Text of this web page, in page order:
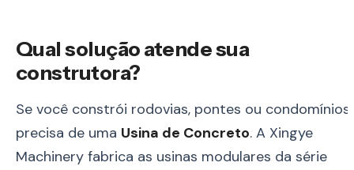
Qual solução atende sua
construtora?
Se você constrói rodovias, pontes ou condomínios,
precisa de uma Usina de Concreto. A Xingye
Machinery fabrica as usinas modulares da série